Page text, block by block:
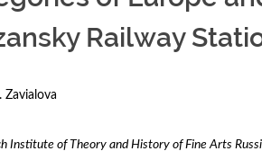
Railway
Zavialova
Institute of Theory and History of Fine Arts